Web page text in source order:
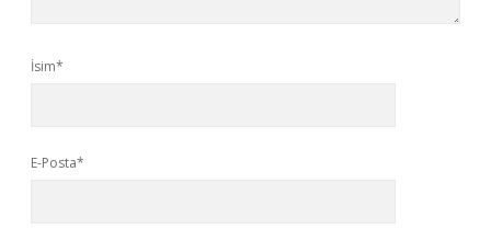
İsim*
E-Posta*